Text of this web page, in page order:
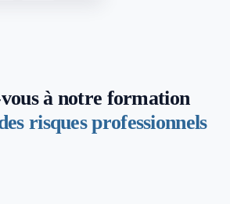
à notre formation
risques professionnels